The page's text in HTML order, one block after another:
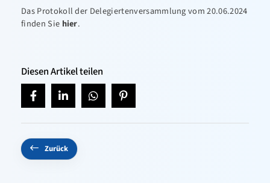
Das Protokoll der Delegiertenversammlung vom 20.06.2024
finden Sie hier.
Diesen Artikel teilen
Zurück